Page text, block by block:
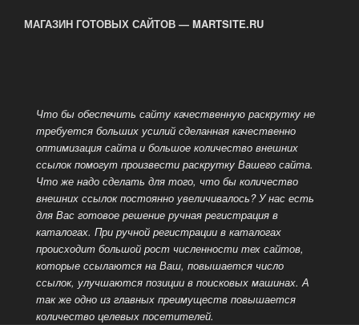
МАГАЗИН ГОТОВЫХ САЙТОВ — MARTSITE.RU
Что бы обеспечить сайту качественную раскрутку не
требуется больших усилий сделанная качественно
оптимизация сайта и большое количество внешних
ссылок помогут произвести раскрутку Вашего сайта.
Что же надо сделать для того, что бы количество
внешних ссылок постоянно увеличивалось? У нас есть
для Вас готовое решение ручная регистрация в
каталогах. При ручной регистрации в каталогах
происходит большой рост численности тех сайтов,
которые ссылаются на Ваш, повышается число
ссылок, улучшаются позиции в поисковых машинах.А
так же одно из главных преимуществ повышается
количество целевых посетителей.